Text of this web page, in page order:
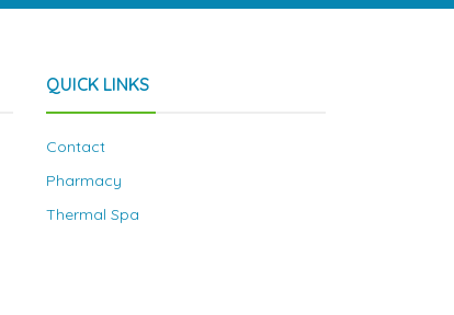
QUICK LINKS
Contact
Pharmacy
Thermal Spa